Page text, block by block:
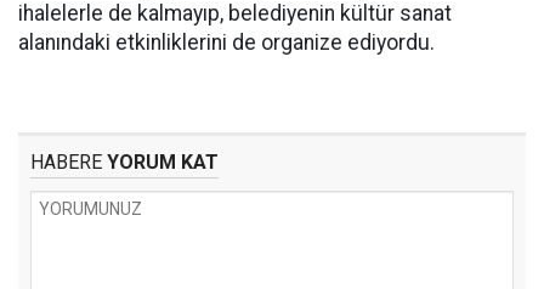
ihalelerle de kalmayıp, belediyenin kültür sanat
alanındaki etkinliklerini de organize ediyordu.
HABERE YORUM KAT